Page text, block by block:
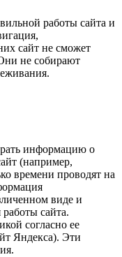
работы сайта и
сайт не сможет
не собирают
информацию о
(например,
времени проводят на
виде и
сайта.
согласно ее
Яндекса). Эти